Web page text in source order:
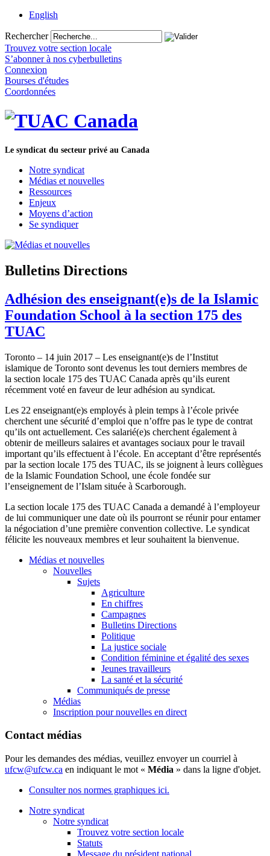
English
Rechercher
Trouvez votre section locale
S’abonner à nos cyberbulletins
Connexion
Bourses d'études
Coordonnées
Le syndicat du secteur privé au Canada
Notre syndicat
Médias et nouvelles
Ressources
Enjeux
Moyens d’action
Se syndiquer
Bulletins Directions
Adhésion des enseignant(e)s de la Islamic
Foundation School à la section 175 des
TUAC
Toronto – 14 juin 2017 – Les enseignant(e)s de l’Institut
islamique de Toronto sont devenus les tout derniers membres de
la section locale 175 des TUAC Canada après qu’ils eurent
récemment voté en faveur de leur adhésion au syndicat.
Les 22 enseignant(e)s employés à plein temps à l’école privée
cherchent une sécurité d’emploi que n’offre pas le type de contrat
qu’ils ont actuellement. Ces salarié(e)s cherchent également à
obtenir de meilleurs salaires et avantages sociaux pour le travail
important qu’ils effectuent à l’école. En acceptant d’être représentés
par la section locale 175 des TUAC, ils se joignent à leurs collègues
de la Islamic Foundation School, une école fondée sur
l’enseignement de l’Islam située à Scarborough.
La section locale 175 des TUAC Canada a demandé à l’employeur
de lui communiquer une date où ils pourront se réunir pour entamer
la négociation d’une première convention collective. Le syndicat
félicite les nouveaux membres et leur souhaitent la bienvenue.
Médias et nouvelles
Nouvelles
Sujets
Agriculture
En chiffres
Campagnes
Bulletins Directions
Politique
La justice sociale
Condition féminine et égalité des sexes
Jeunes travailleurs
La santé et la sécurité
Communiqués de presse
Médias
Inscription pour nouvelles en direct
Contact médias
Pour les demandes des médias, veuillez envoyer un courriel à
ufcw@ufcw.ca en indiquant le mot « Média » dans la ligne d'objet.
Consulter nos normes graphiques ici.
Notre syndicat
Notre syndicat
Trouvez votre section locale
Statuts
Message du président national